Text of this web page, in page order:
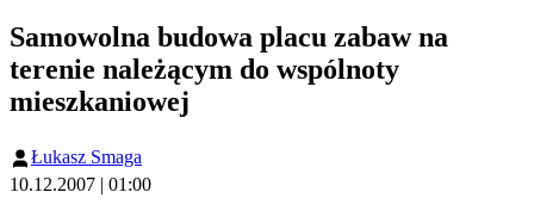
Samowolna budowa placu zabaw na
terenie należącym do wspólnoty
mieszkaniowej
Łukasz Smaga
10.12.2007 | 01:00